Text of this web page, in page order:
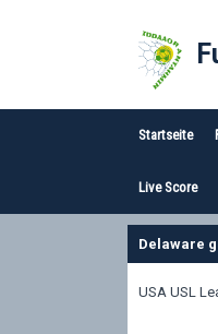
Startseite
Live Score
Delaware
USA USL